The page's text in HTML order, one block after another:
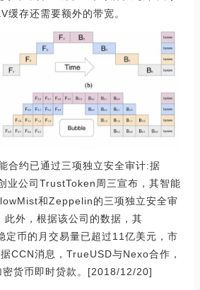
缓存还需要额外的带宽。
合约已通过三项独立安全审计:据
业公司TrustToken周三宣布，其智能
和Zeppelin的三项独立安全审
此外，根据该公司的数据，其
定币的月交易量已超过11亿美元，市
CCN消息，TrueUSD与Nexo合作，
密货币即时贷款。[2018/12/20]